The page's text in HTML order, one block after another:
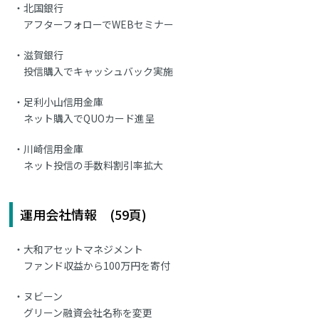
北国銀行
アフターフォローでWEBセミナー
滋賀銀行
投信購入でキャッシュバック実施
足利小山信用金庫
ネット購入でQUOカード進呈
川崎信用金庫
ネット投信の手数料割引率拡大
運用会社情報 (59頁)
大和アセットマネジメント
ファンド収益から100万円を寄付
ヌビーン
グリーン融資会社名称を変更